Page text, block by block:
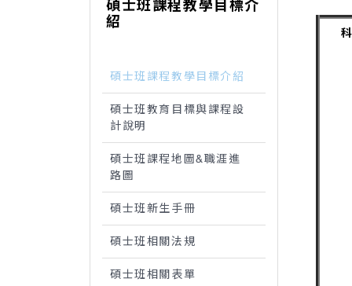
碩士班課程教學目標介
碩士班課程教學目標介紹
碩士班教育目標與課程設
計說明
碩士班課程地圖&職涯進
路圖
碩士班新生手冊
碩士班相關法規